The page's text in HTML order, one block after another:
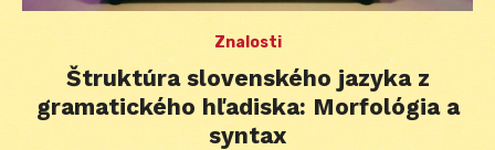
Znalosti
Štruktúra slovenského jazyka z
gramatického hľadiska: Morfológia a
syntax